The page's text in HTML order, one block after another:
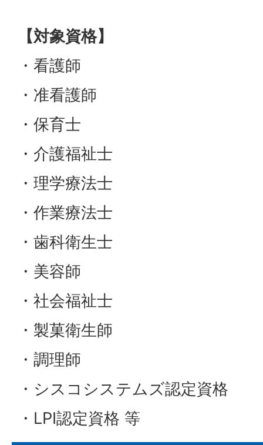
【対象資格】
・看護師
・准看護師
・保育士
・介護福祉士
・理学療法士
・作業療法士
・歯科衛生士
・美容師
・社会福祉士
・製菓衛生師
・調理師
・シスコシステムズ認定資格
・LPI認定資格 等